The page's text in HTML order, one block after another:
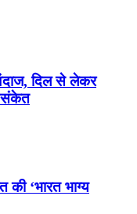
दिल से लेकर
संकेत
‘भारत भाग्य